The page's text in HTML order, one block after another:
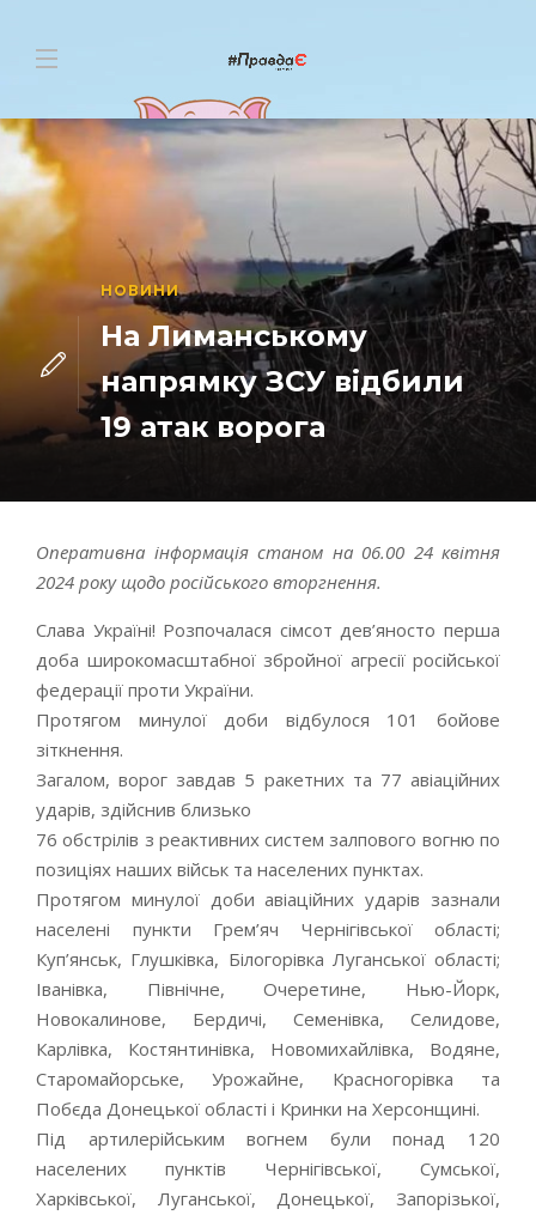
НОВИНИ
На Лиманському
напрямку ЗСУ відбили
19 атак ворога
Оперативна інформація станом на 06.00 24 квітня
2024 року щодо російського вторгнення.
Слава Україні! Розпочалася сімсот дев’яносто перша
доба широкомасштабної збройної агресії російської
федерації проти України.
Протягом минулої доби відбулося 101 бойове
зіткнення.
Загалом, ворог завдав 5 ракетних та 77 авіаційних
ударів, здійснив близько
76 обстрілів з реактивних систем залпового вогню по
позиціях наших військ та населених пунктах.
Протягом минулої доби авіаційних ударів зазнали
населені пункти Грем’яч Чернігівської області;
Куп’янськ, Глушківка, Білогорівка Луганської області;
Іванівка, Північне, Очеретине, Нью-Йорк,
Новокалинове, Бердичі, Семенівка, Селидове,
Карлівка, Костянтинівка, Новомихайлівка, Водяне,
Старомайорське, Урожайне, Красногорівка та
Побєда Донецької області і Кринки на Херсонщині.
Під артилерійським вогнем були понад 120
населених пунктів Чернігівської, Сумської,
Харківської, Луганської, Донецької, Запорізької,